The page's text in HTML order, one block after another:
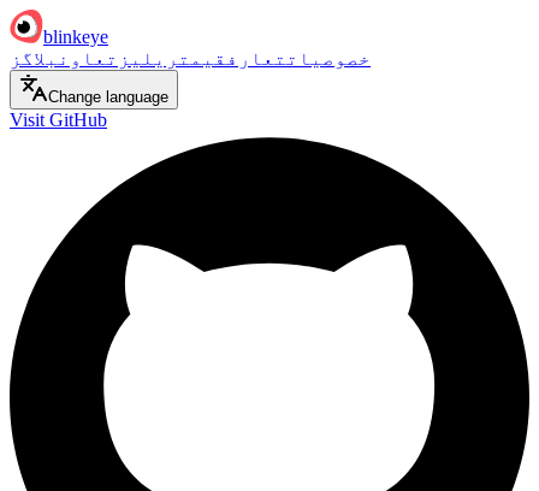
blinkeye
خصوصیات تعارف قیمت ریلیز تعاون بلاگز
Change language
Visit GitHub